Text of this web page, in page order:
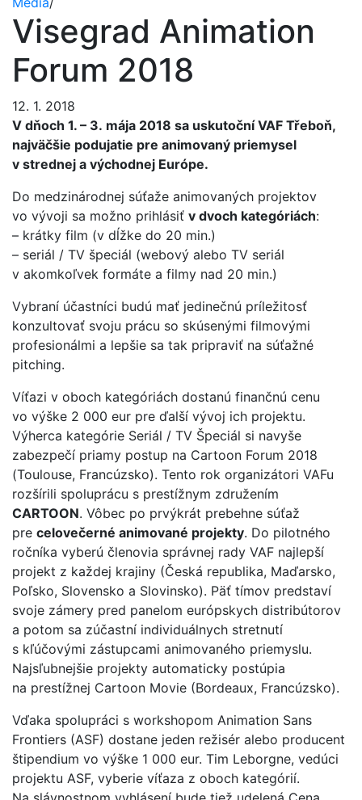
Visegrad Animation
Forum 2018
12. 1. 2018
V dňoch 1. – 3. mája 2018 sa uskutoční VAF Třeboň,
najväčšie podujatie pre animovaný priemysel
v strednej a východnej Európe.
Do medzinárodnej súťaže animovaných projektov
vo vývoji sa možno prihlásiť v dvoch kategóriách:
– krátky film (v dĺžke do 20 min.)
– seriál / TV špeciál (webový alebo TV seriál
v akomkoľvek formáte a filmy nad 20 min.)
Vybraní účastníci budú mať jedinečnú príležitosť
konzultovať svoju prácu so skúsenými filmovými
profesionálmi a lepšie sa tak pripraviť na súťažné
pitching.
Víťazi v oboch kategóriách dostanú finančnú cenu
vo výške 2 000 eur pre ďalší vývoj ich projektu.
Výherca kategórie Seriál / TV Špeciál si navyše
zabezpečí priamy postup na Cartoon Forum 2018
(Toulouse, Francúzsko). Tento rok organizátori VAFu
rozšírili spoluprácu s prestížnym združením
CARTOON. Vôbec po prvýkrát prebehne súťaž
pre celovečerné animované projekty. Do pilotného
ročníka vyberú členovia správnej rady VAF najlepší
projekt z každej krajiny (Česká republika, Maďarsko,
Poľsko, Slovensko a Slovinsko). Päť tímov predstaví
svoje zámery pred panelom európskych distribútorov
a potom sa zúčastní individuálnych stretnutí
s kľúčovými zástupcami animovaného priemyslu.
Najsľubnejšie projekty automaticky postúpia
na prestížnej Cartoon Movie (Bordeaux, Francúzsko).
Vďaka spolupráci s workshopom Animation Sans
Frontiers (ASF) dostane jeden režisér alebo producent
štipendium vo výške 1 000 eur. Tim Leborgne, vedúci
projektu ASF, vyberie víťaza z oboch kategórií.